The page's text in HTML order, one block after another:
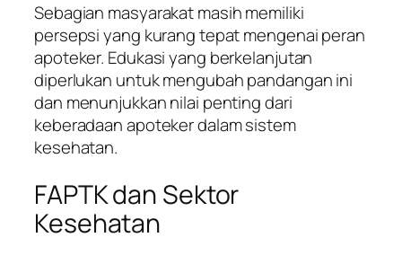
Sebagian masyarakat masih memiliki
persepsi yang kurang tepat mengenai peran
apoteker. Edukasi yang berkelanjutan
diperlukan untuk mengubah pandangan ini
dan menunjukkan nilai penting dari
keberadaan apoteker dalam sistem
kesehatan.
FAPTK dan Sektor
Kesehatan